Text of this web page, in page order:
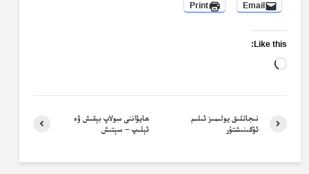
Email
Print
Like this:
Loading…
ھايۋاننى سولاپ بېقىش ۋە
ئېلىپ – سېتىش
نىجاتلىق يولىمىز ئىلىم
ئۆگىنىشتۇر